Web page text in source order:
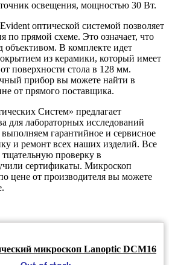
освещения, мощностью 30 Вт.
оптической системой позволяет
по прямой схеме. Это означает, что
объективом. В комплекте идет
из керамики, который имеет
поверхности стола в 128 мм.
прибор вы можете найти в
от прямого поставщика.
Систем» предлагает
для лабораторных исследований
гарантийное и сервисное
и ремонт всех наших изделий. Все
проверку в
сертификаты. Микроскоп
цене от производителя вы можете
микроскоп Lanoptic DCM16